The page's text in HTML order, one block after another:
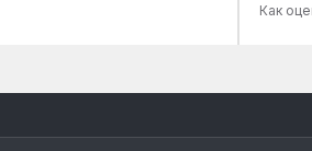
Как